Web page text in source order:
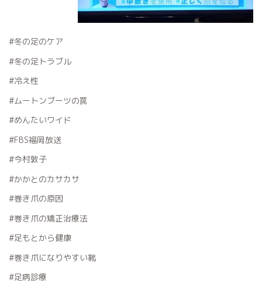
#冬の足のケア
#冬の足トラブル
#冷え性
#ムートンブーツの罠
#めんたいワイド
#FBS福岡放送
#今村敦子
#かかとのカサカサ
#巻き爪の原因
#巻き爪の矯正治療法
#足もとから健康
#巻き爪になりやすい靴
#足病診療